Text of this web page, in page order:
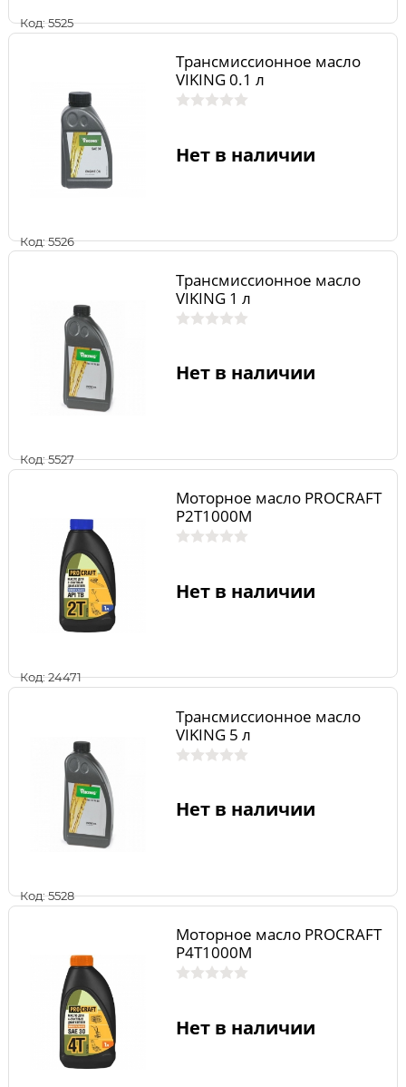
Код: 5525
Код: 5526
Трансмиссионное масло
VIKING 0.1 л
Нет в наличии
Код: 5527
Трансмиссионное масло
VIKING 1 л
Нет в наличии
Код: 24471
Моторное масло PROCRAFT
P2T1000M
Нет в наличии
Код: 5528
Трансмиссионное масло
VIKING 5 л
Нет в наличии
Моторное масло PROCRAFT
P4T1000M
Нет в наличии